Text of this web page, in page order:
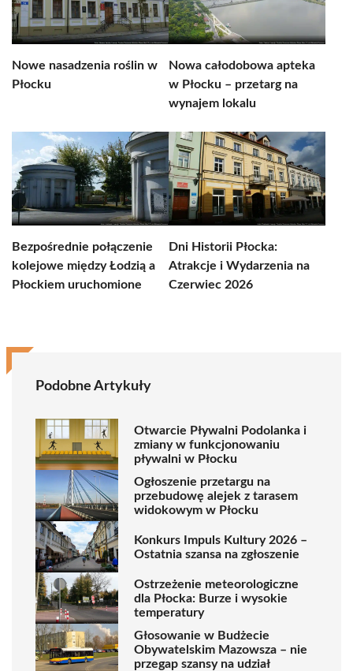
Nowe nasadzenia roślin w
Płocku
Nowa całodobowa apteka
w Płocku – przetarg na
wynajem lokalu
Bezpośrednie połączenie
kolejowe między Łodzią a
Płockiem uruchomione
Dni Historii Płocka:
Atrakcje i Wydarzenia na
Czerwiec 2026
Podobne Artykuły
Otwarcie Pływalni Podolanka i
zmiany w funkcjonowaniu
pływalni w Płocku
Ogłoszenie przetargu na
przebudowę alejek z tarasem
widokowym w Płocku
Konkurs Impuls Kultury 2026 –
Ostatnia szansa na zgłoszenie
Ostrzeżenie meteorologiczne
dla Płocka: Burze i wysokie
temperatury
Głosowanie w Budżecie
Obywatelskim Mazowsza – nie
przegap szansy na udział